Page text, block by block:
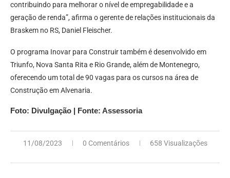
contribuindo para melhorar o nível de empregabilidade e a
geração de renda”, afirma o gerente de relações institucionais da
Braskem no RS, Daniel Fleischer.
O programa Inovar para Construir também é desenvolvido em
Triunfo, Nova Santa Rita e Rio Grande, além de Montenegro,
oferecendo um total de 90 vagas para os cursos na área de
Construção em Alvenaria.
Foto: Divulgação | Fonte: Assessoria
11/08/2023 0 Comentários 658 Visualizações